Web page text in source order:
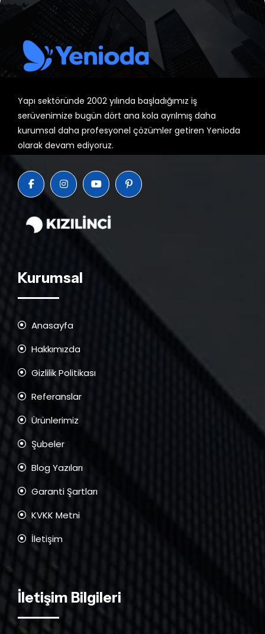
Yapı sektöründe 2002 yılında başladığımız iş
serüvenimize bugün dört ana kola ayrılmış daha
kurumsal daha profesyonel çözümler getiren Yenioda
olarak devam ediyoruz.
Kurumsal
Anasayfa
Hakkımızda
Gizlilik Politikası
Referanslar
Ürünlerimiz
Şubeler
Blog Yazıları
Garanti Şartları
KVKK Metni
İletişim
İletişim Bilgileri